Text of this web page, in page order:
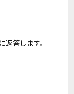
答します。